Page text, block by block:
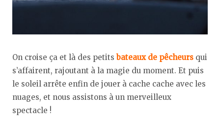
On croise ça et là des petits bateaux de pêcheurs qui
s’affairent, rajoutant à la magie du moment. Et puis
le soleil arrête enfin de jouer à cache cache avec les
nuages, et nous assistons à un merveilleux
spectacle !